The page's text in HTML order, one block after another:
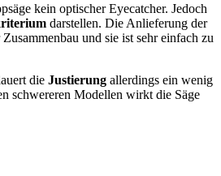
kein optischer Eyecatcher. Jedoch
darstellen. Die Anlieferung der
und sie ist sehr einfach zu
die Justierung allerdings ein wenig
schwereren Modellen wirkt die Säge